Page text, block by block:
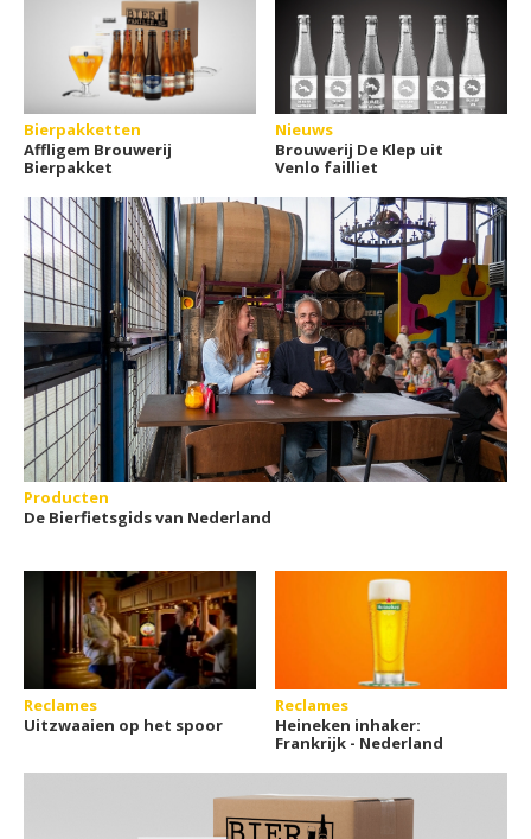
Bierpakketten
Affligem Brouwerij
Bierpakket
Nieuws
Brouwerij De Klep uit
Venlo failliet
Producten
De Bierfietsgids van Nederland
Reclames
Uitzwaaien op het spoor
Reclames
Heineken inhaker:
Frankrijk - Nederland